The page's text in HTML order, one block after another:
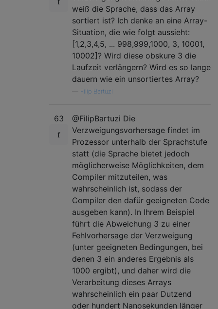
weiß die Sprache, dass das Array
sortiert ist? Ich denke an eine Array-
Situation, die wie folgt aussieht:
[1,2,3,4,5, ... 998,999,1000, 3, 10001,
10002]? Wird diese obskure 3 die
Laufzeit verlängern? Wird es so lange
dauern wie ein unsortiertes Array?
Filip Bartuzi
63
@FilipBartuzi Die
Verzweigungsvorhersage findet im
Prozessor unterhalb der Sprachstufe
statt (die Sprache bietet jedoch
möglicherweise Möglichkeiten, dem
Compiler mitzuteilen, was
wahrscheinlich ist, sodass der
Compiler den dafür geeigneten Code
ausgeben kann). In Ihrem Beispiel
führt die Abweichung 3 zu einer
Fehlvorhersage der Verzweigung
(unter geeigneten Bedingungen, bei
denen 3 ein anderes Ergebnis als
1000 ergibt), und daher wird die
Verarbeitung dieses Arrays
wahrscheinlich ein paar Dutzend
oder hundert Nanosekunden länger